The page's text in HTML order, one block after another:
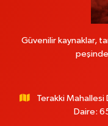
Güvenilir kaynaklar,
peşinde
Terakki Mahallesi
Daire: